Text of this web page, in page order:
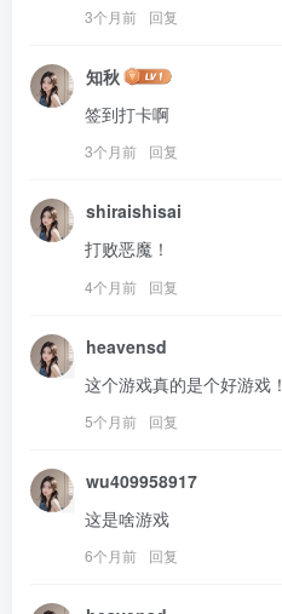
3个月前 回复
知秋
签到打卡啊
3个月前 回复
shiraishisai
打败恶魔！
4个月前 回复
heavensd
这个游戏真的是个好游戏！
5个月前 回复
wu409958917
这是啥游戏
6个月前 回复